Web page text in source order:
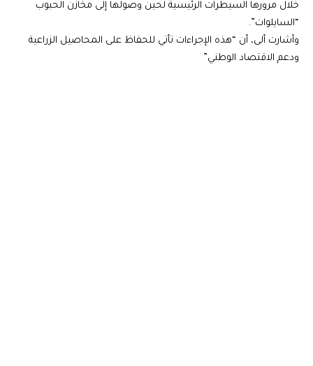
خلال مرورها السيطرات الرئيسية لحين وصولها إلى مخازن الحبوب
“السايلوات”.
وأشارت ألى، أن “هذه الإجراءات تأتي للحفاظ على المحاصيل الزراعية
ودعم الاقتصاد الوطني”